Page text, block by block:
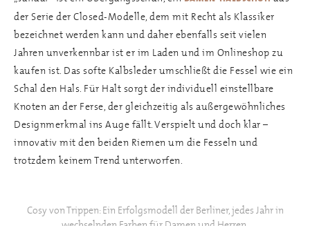
der Serie der Closed-Modelle, dem mit Recht als Klassiker
bezeichnet werden kann und daher ebenfalls seit vielen
Jahren unverkennbar ist er im Laden und im Onlineshop zu
kaufen ist. Das softe Kalbsleder umschließt die Fessel wie ein
Schal den Hals. Für Halt sorgt der individuell einstellbare
Knoten an der Ferse, der gleichzeitig als außergewöhnliches
Designmerkmal ins Auge fällt. Verspielt und doch klar –
innovativ mit den beiden Riemen um die Fesseln und
trotzdem keinem Trend unterworfen.
Cosy von Trippen: Ein Erfolgsmodell der Berliner, jedes Jahr in